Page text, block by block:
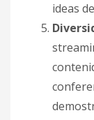
ideas